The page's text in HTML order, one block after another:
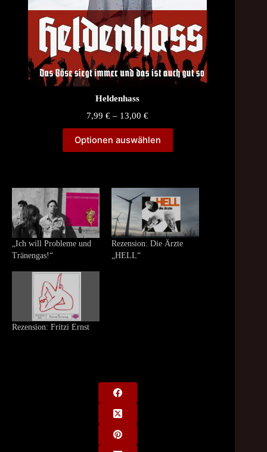
Heldenhass
7,99€ – 13,00€Price
7,99 €
through
Optionen auswählen
„Ich will Probleme und
Tränengas!“
Rezension: Die Ärzte
„HELL“
Rezension: Fritzi Ernst